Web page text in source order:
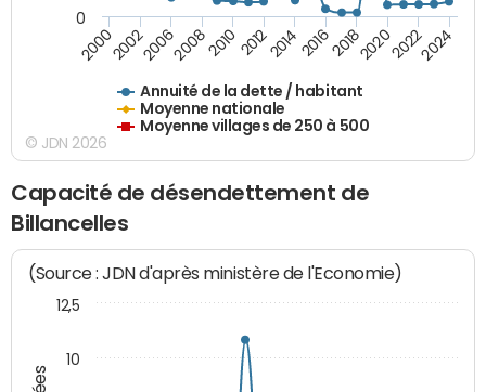
Annuité de la dette / habitant
Moyenne nationale
Moyenne villages de 250 à 500
20002002200620082010 2012201420162018202020222024
0
© JDN 2026
Capacité de désendettement de
Billancelles
(Source : JDN d'après ministère de l'Economie)
10
12,5